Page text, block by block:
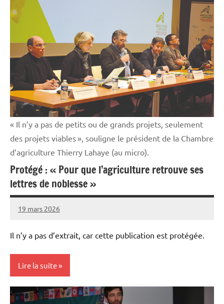
Initiatives
« Il n’y a pas de petits ou de grands projets, seulement
des projets viables », souligne le président de la Chambre
d’agriculture Thierry Lahaye (au micro).
Protégé : « Pour que l’agriculture retrouve ses
lettres de noblesse »
19 mars 2026
Thibaut
Il n’y a pas d’extrait, car cette publication est protégée.
Lire la suite
Initiatives